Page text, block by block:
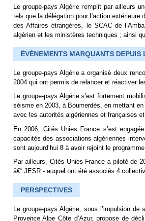
Le groupe-pays Algérie remplit par ailleurs
tels que la délégation pour l’action
des Affaires étrangères, le SCAC de
algérien et les ministères techniques ; ainsi
ÉVÉNEMENTS MARQUANTS DEPUIS
Le groupe-pays Algérie a organisé deux
2004 qui ont permis de relancer et réactiver
Le groupe-pays Algérie s’est fortement
séisme en 2003, à Boumerdès, en mettant
avec les autorités algériennes et françaises
En 2006, Cités Unies France s’est
capacités des associations algériennes
sont aujourd’hui 8 à avoir rejoint le
Par ailleurs, Cités Unies France a piloté de
â€“ JESR - auquel ont été associés 4
PERSPECTIVES
Le groupe-pays Algérie, sous l’impulsion
Provence Alpe Côte d’Azur, propose de